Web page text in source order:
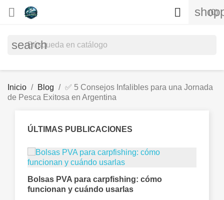
 (0)

search
Inicio Blog
✅ 5 Consejos Infalibles para una Jornada
de Pesca Exitosa en Argentina
ÚLTIMAS PUBLICACIONES
Bolsas PVA para carpfishing: cómo
funcionan y cuándo usarlas